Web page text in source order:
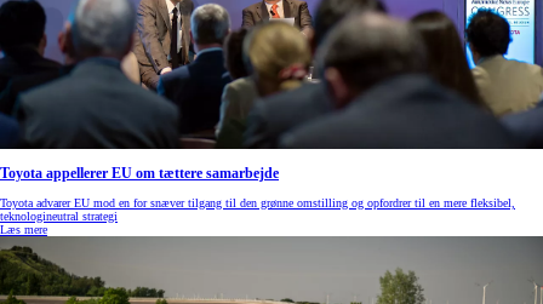
Toyota appellerer EU om tættere samarbejde
Toyota advarer EU mod en for snæver tilgang til den grønne omstilling og opfordrer til en mere fleksibel,
teknologineutral strategi
Læs mere